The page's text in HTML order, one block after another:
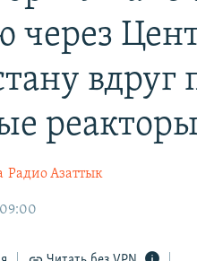
через
вдруг
Радио Азаттык